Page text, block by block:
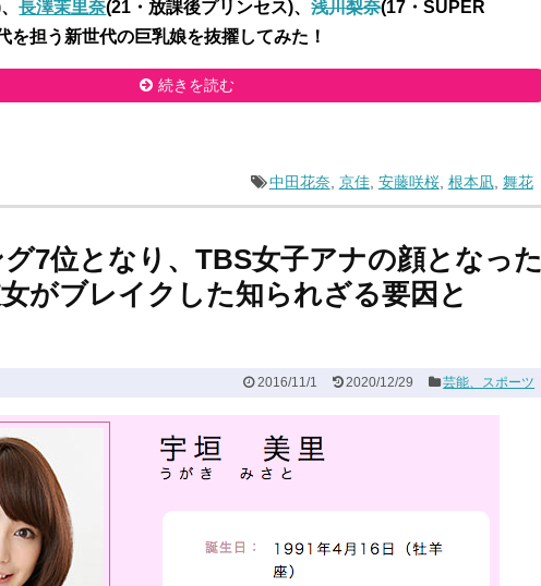
、長澤茉里奈(21 ・放課後プリンセス)、浅川梨奈(17 ・SUPER
を担う新世代の巨乳娘を抜擢してみた！
続きを読む
中田花奈 京佳, 安藤咲桜, 根本凪, 舞花
7位となり、TBS女子アナの顔となった
がブレイクした知られざる要因と
2016/11/1 2020/12/29 芸能、スポーツ